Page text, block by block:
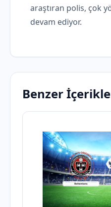
araştıran polis, çok
devam ediyor.
Benzer